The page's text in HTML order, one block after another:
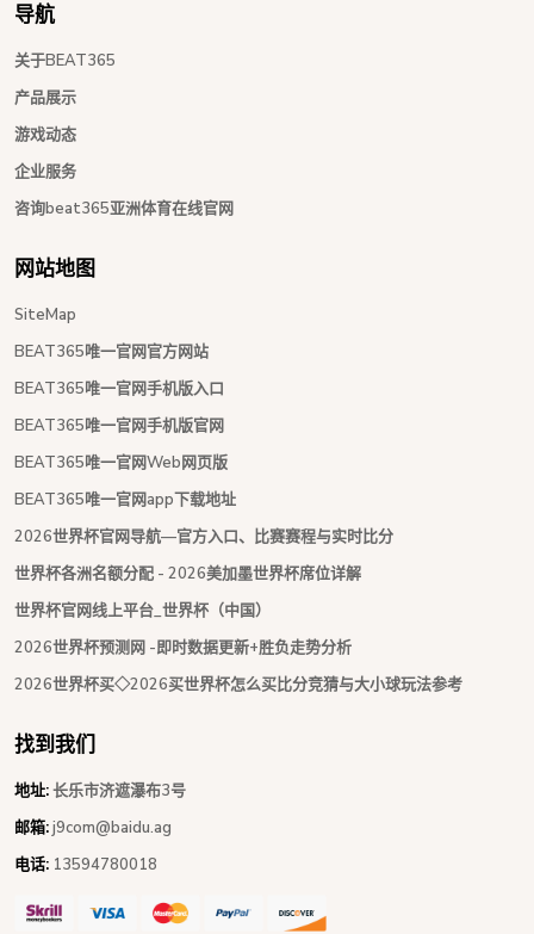
导航
关于BEAT365
产品展示
游戏动态
企业服务
咨询beat365亚洲体育在线官网
网站地图
SiteMap
BEAT365唯一官网官方网站
BEAT365唯一官网手机版入口
BEAT365唯一官网手机版官网
BEAT365唯一官网Web网页版
BEAT365唯一官网app下载地址
2026世界杯官网导航—官方入口、比赛赛程与实时比分
世界杯各洲名额分配 - 2026美加墨世界杯席位详解
世界杯官网线上平台_世界杯（中国）
2026世界杯预测网 -即时数据更新+胜负走势分析
2026世界杯买◇2026买世界杯怎么买比分竞猜与大小球玩法参考
找到我们
地址:长乐市济遮瀑布3号
邮箱:j9com@baidu.ag
电话: 13594780018